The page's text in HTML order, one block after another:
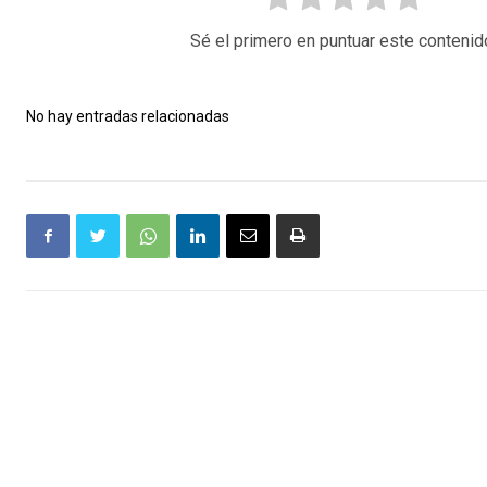
Sé el primero en puntuar este
No hay entradas relacionadas